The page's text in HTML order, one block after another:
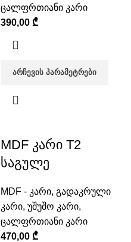
ცალფრთიანი კარი
390,00 ₾
ᲐᲠᲩᲔᲕᲘᲡ ᲞᲐᲠᲐᲛᲔᲢᲠᲔᲑᲘ
MDF კარი T2
საგულე
MDF - კარი, გადაკრული
კარი, უშუშო კარი,
ცალფრთიანი კარი
470,00 ₾